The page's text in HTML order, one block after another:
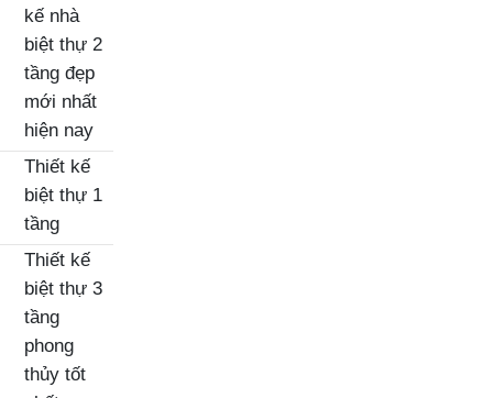
kế nhà
biệt thự 2
tầng đẹp
mới nhất
hiện nay
Thiết kế
biệt thự 1
tầng
Thiết kế
biệt thự 3
tầng
phong
thủy tốt